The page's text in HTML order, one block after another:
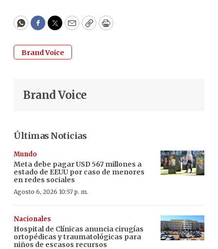
WhatsApp
Facebook
Twitter
EmailCopyPrint
Brand Voice
Brand Voice
Últimas Noticias
Mundo
Meta debe pagar USD 567 millones a
estado de EEUU por caso de menores
en redes sociales
Agosto 6, 2026 10:57 p. m.
Nacionales
Hospital de Clínicas anuncia cirugías
ortopédicas y traumatológicas para
niños de escasos recursos